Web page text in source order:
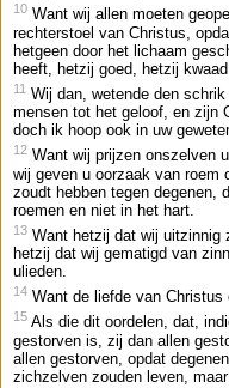
10 Want wij allen moeten
rechterstoel van Christus,
hetgeen door het lichaam
heeft, hetzij goed, hetzij kwaad.
11 Wij dan, wetende den
mensen tot het geloof, en zijn
doch ik hoop ook in uw
12 Want wij prijzen onszelven
wij geven u oorzaak van roem
zoudt hebben tegen degenen,
roemen en niet in het hart.
13 Want hetzij dat wij uitzinnig
hetzij dat wij gematigd van
ulieden.
14 Want de liefde van Christus
15 Als die dit oordelen, dat,
gestorven is, zij dan allen
allen gestorven, opdat
zichzelven zouden leven,